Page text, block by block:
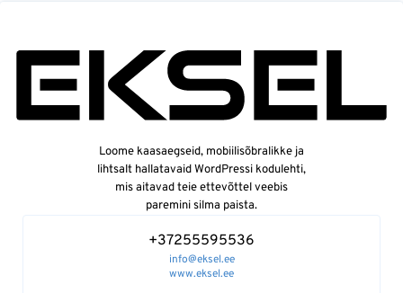
Loome kaasaegseid, mobiilisõbralikke ja
lihtsalt hallatavaid WordPressi kodulehti,
mis aitavad teie ettevõttel veebis
paremini silma paista.
+37255595536
info@eksel.ee
www.eksel.ee